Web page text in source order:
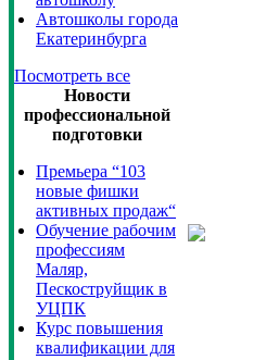
Автошколы города
Екатеринбурга
Посмотреть все
Новости
профессиональной
подготовки
Премьера “103
новые фишки
активных продаж“
Обучение рабочим
профессиям
Маляр,
Пескоструйщик в
УЦПК
Курс повышения
квалификации для